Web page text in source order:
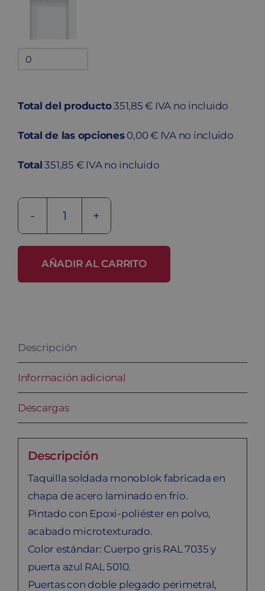
Bandejas
Total del producto351,85 € IVA no incluido
Total de las opciones 0,00 € IVA no incluido
Total 351,85 € IVA no incluido
Taquilla
soldada
AÑADIR AL CARRITO
Descripción
Información adicional
Descargas
Descripción
Taquilla soldada monoblok fabricada en
chapa de acero laminado en frío.
Pintado con Epoxi-poliéster en polvo,
acabado microtexturado.
Color estándar: Cuerpo gris RAL 7035 y
puerta azul RAL 5010.
Puertas con doble plegado perimetral,